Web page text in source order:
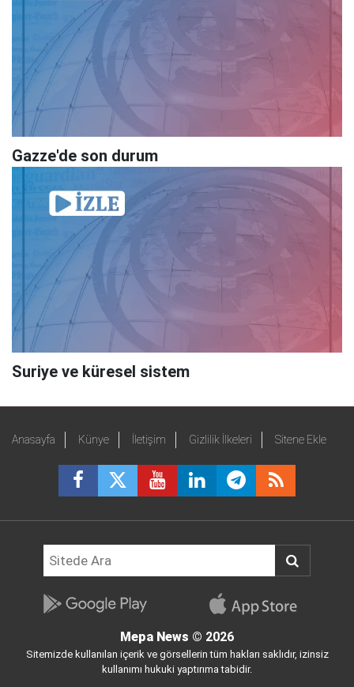
Gazze'de son durum
Suriye ve küresel sistem
Anasayfa Künye İletişim Gizlilik İlkeleri Sitene Ekle
Mepa News © 2026
Sitemizde kullanılan içerik ve görsellerin tüm hakları saklıdır, izinsiz
kullanımı hukuki yaptırıma tabidir.